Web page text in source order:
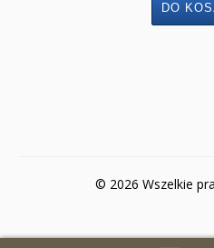
© 2026 Wszelkie